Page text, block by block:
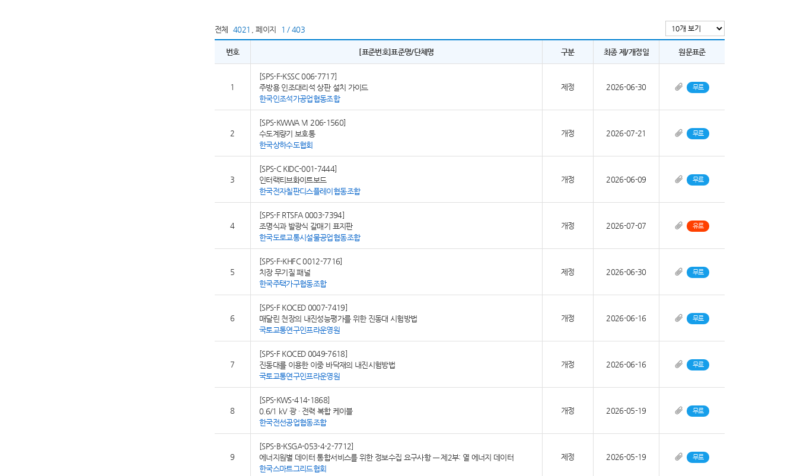
전체 4021 페이지 1 / 403
번호 [표준번호]표준명/단체명 구분 최종 제/개정일 원문표준
1
[SPS-F-KSSC 006-7717]
주방용 인조대리석 상판 설치 가이드
한국인조석가공업협동조합
제정 2026-06-30 무료
2
[SPS-KWWA M 206-1560]
수도계량기 보호통
한국상하수도협회
개정 2026-07-21 무료
3
[SPS-C KIDC-001-7444]
인터랙티브화이트보드
한국전자칠판디스플레이협동조합
개정 2026-06-09 무료
4
[SPS-F RTSFA 0003-7394]
조명식과 발광식 갈매기 표지판
한국도로교통시설물공업협동조합
개정 2026-07-07 유료
5
[SPS-F-KHFC 0012-7716]
치장 무기질 패널
한국주택가구협동조합
제정 2026-06-30 무료
6
[SPS-F KOCED 0007-7419]
매달린 천장의 내진성능평가를 위한 진동대 시험방법
국토교통연구인프라운영원
개정 2026-06-16 무료
7
[SPS-F KOCED 0049-7618]
진동대를 이용한 이중 바닥재의 내진시험방법
국토교통연구인프라운영원
개정 2026-06-16 무료
8
[SPS-KWS-414-1868]
0.6/1 kV 광 ∙ 전력 복합 케이블
한국전선공업협동조합
개정 2026-05-19 무료
9
[SPS-B-KSGA-053-4-2-7712]
에너지원별 데이터 통합서비스를 위한 정보수집 요구사항 — 제2부: 열 에너지 데이터
한국스마트그리드협회
제정 2026-05-19 무료